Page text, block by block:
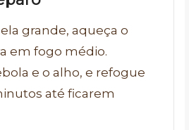
grande, aqueça o
em fogo médio.
e o alho, e refogue
até ficarem